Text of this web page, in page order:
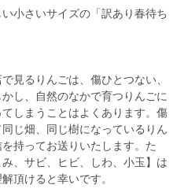
小さいサイズの「訳あり春待ち
見るりんごは、傷ひとつない、
し、自然のなかで育つりんごに
しまうことはよくあります。傷
じ畑、同じ樹になっているりん
持ってお送りいたします。た
、サビ、ヒビ、しわ、小玉】は
頂けると幸いです。